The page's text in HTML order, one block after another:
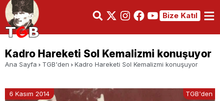
Bize Katıl
Kadro Hareketi Sol Kemalizmi konuşuyor
Ana Sayfa TGB'den Kadro Hareketi Sol Kemalizmi konuşuyor
6 Kasım 2014 TGB'den